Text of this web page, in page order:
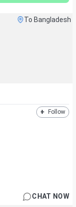
To Bangladesh
+ Follow
CHAT NOW